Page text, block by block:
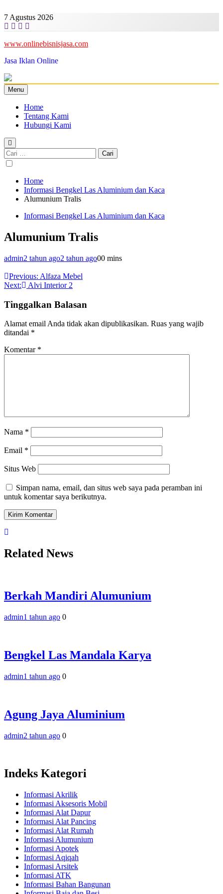
to
content
7 Agustus 2026
www.onlinebisnisjasa.com
Jasa Iklan Online
Menu
Home
Tentang Kami
Hubungi Kami
Cari
untuk:
Home
Informasi Bengkel Las Aluminium dan Kaca
Alumunium Tralis
Informasi Bengkel Las Aluminium dan Kaca
Alumunium Tralis
admin2 tahun ago2 tahun ago00 mins
Navigasi
pos
Previous: Alfaza Mebel
Next:
Alvi Interior 2
Tinggalkan Balasan
Alamat email Anda tidak akan dipublikasikan. Ruas yang wajib
ditandai *
Komentar *
Nama *
Email *
Situs Web
Simpan nama, email, dan situs web saya pada peramban ini
untuk komentar saya berikutnya.
Related News
Berkah Mandiri Alumunium
admin1 tahun ago 0
Bengkel Las Mandala Karya
admin1 tahun ago 0
Agung Jaya Aluminium
admin2 tahun ago 0
Indeks Kategori
Informasi Akrilik
Informasi Aksesoris Mobil
Informasi Alat Dapur
Informasi Alat Pancing
Informasi Alat Rumah
Informasi Alumunium
Informasi Apotek
Informasi Aqiqah
Informasi Arsitek
Informasi ATK
Informasi Bahan Bangunan